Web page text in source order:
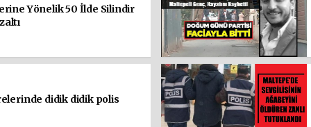
Yönelik 50 İlde Silindir
didik didik polis